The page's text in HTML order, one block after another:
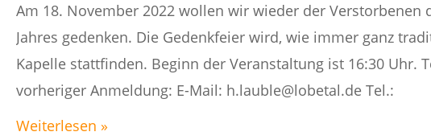
Am 18. November 2022 wollen wir wieder der Verstorbenen
Jahres gedenken. Die Gedenkfeier wird, wie immer ganz
Kapelle stattfinden. Beginn der Veranstaltung ist 16:30 Uhr.
vorheriger Anmeldung: E-Mail: h.lauble@lobetal.de Tel.:
Weiterlesen »